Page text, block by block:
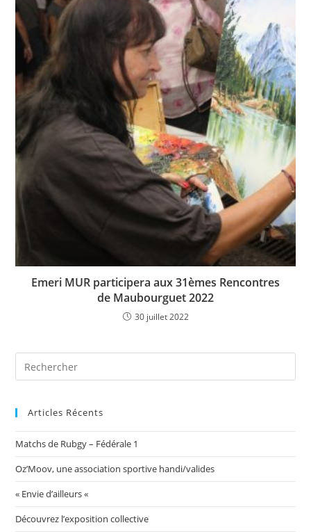
Emeri MUR participera aux 31èmes Rencontres
de Maubourguet 2022
30 juillet 2022
Articles Récents
Matchs de Rubgy – Fédérale 1
Oz’Moov, une association sportive handi/valides
« Envie d’ailleurs «
Découvrez l’exposition collective